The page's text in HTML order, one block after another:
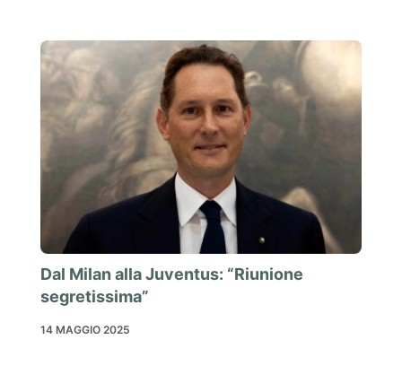
Dal Milan alla Juventus: “Riunione
segretissima”
14 MAGGIO 2025